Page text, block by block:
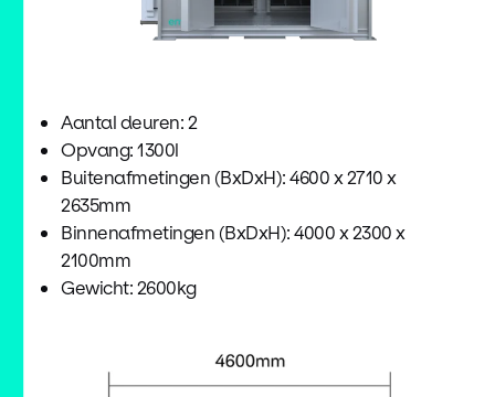
Aantal deuren: 2
Opvang: 1300l
Buitenafmetingen (BxDxH): 4600 x 2710 x
2635mm
Binnenafmetingen (BxDxH): 4000 x 2300 x
2100mm
Gewicht: 2600kg